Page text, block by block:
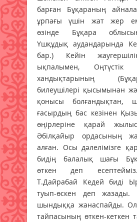
барған Бұқараның
ұрпағы үшін жат жер
өзінде Бұқара
Үшқұдық аудандарында
бар.) Кейін
ықпалымен,
хандықтарының
билеушілері қысымынан
қонысы болғандықтан,
ғасырдың бас кезінен
өңірлеріне қарай
Әбілқайыр ордасының
алған. Осы дәлелімізге
бидің балалық шағы
өткен деп
Т.Дайрабай Кедей биді
туып-өскен деп жазады.
шындыққа жанаспайды.
тайпасының өткен-кеткен